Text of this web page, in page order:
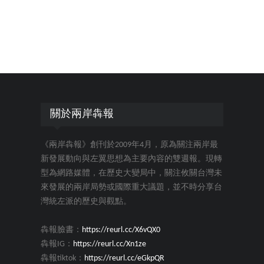
關於兩岸犇報
《兩岸犇報》創刊於2009年4月，原為關注兩岸最
新發展動向與左翼思想為主要內容的雙週報。現轉
型為網路媒體，在歷史大變局中，關注攸關台灣未
來發展的兩岸局勢或國際重大議題，並不時分享台
灣統左派的歷史與觀點。
犇報臉書： https://reurl.cc/X6vQX0
犇報IG： https://reurl.cc/Xn1ze
犇報tiktok： https://reurl.cc/eGkpQR